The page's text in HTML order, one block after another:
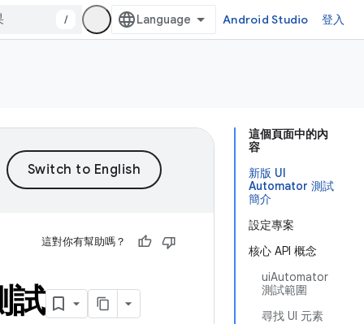
/ Android Studio 登入
這個頁面中的內
容
新版 UI
Automator 測試
簡介
設定專案
核心 API 概念
uiAutomator
測試範圍
尋找 UI 元素
這對你有幫助嗎？
試